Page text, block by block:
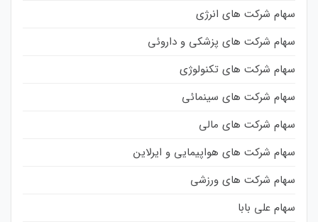
سهام شرکت های انرژی
سهام شرکت های پزشکی و داروئی
سهام شرکت های تکنولوژی
سهام شرکت های سینمائی
سهام شرکت های مالی
سهام شرکت های هواپیمایی و ایرلاین
سهام شرکت های ورزشی
سهام علی بابا